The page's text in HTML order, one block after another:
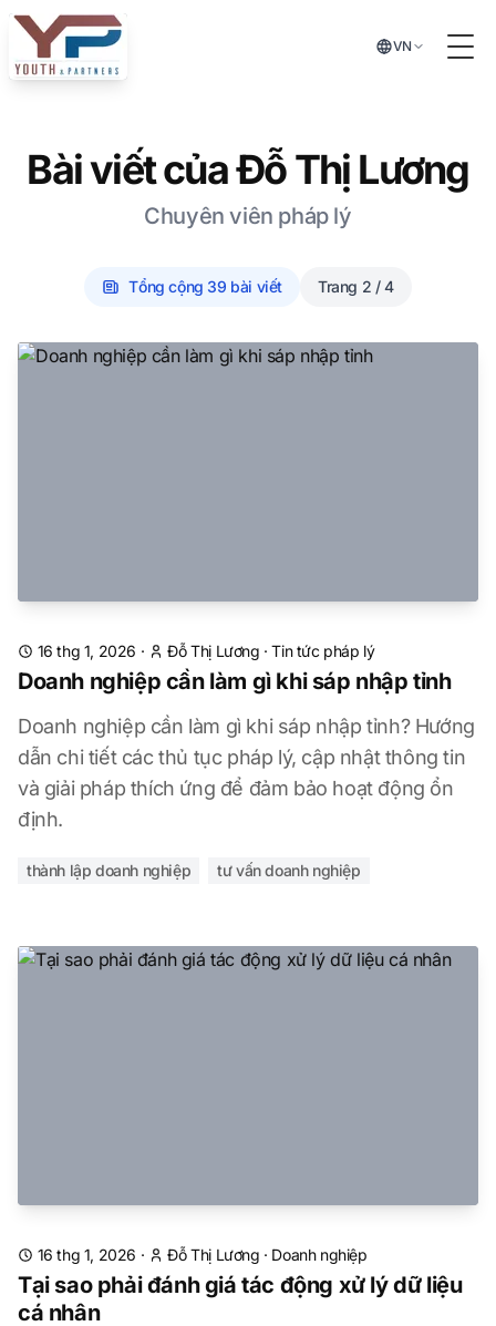
Chuyển đến nội dung chính
VN
Bài viết củaĐỗ Thị Lương
Chuyên viên pháp lý
Tổng cộng 39 bài viết Trang 2 / 4
16 thg 1, 2026 · Đỗ Thị Lương ·Tin tức pháp lý
Doanh nghiệp cần làm gì khi sáp nhập tỉnh
Doanh nghiệp cần làm gì khi sáp nhập tỉnh? Hướng
dẫn chi tiết các thủ tục pháp lý, cập nhật thông tin
và giải pháp thích ứng để đảm bảo hoạt động ổn
định.
thành lập doanh nghiệp tư vấn doanh nghiệp
16 thg 1, 2026 · Đỗ Thị Lương · Doanh nghiệp
Tại sao phải đánh giá tác động xử lý dữ liệu
cá nhân